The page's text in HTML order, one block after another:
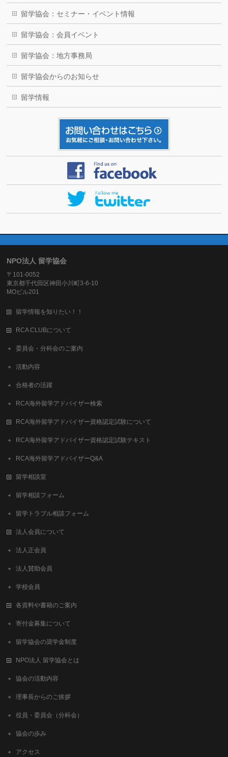
留学協会：セミナー・イベント情報
留学協会：会員イベント
留学協会：地方事務局
留学協会からのお知らせ
留学情報
NPO法人 留学協会
〒101-0052
東京都千代田区神田小川町3-6-10
MOビル201
留学情報を知りたい！！
RCA CLUBについて
委員会・分科会のご案内
活動内容
合格者の活躍
RCA海外留学アドバイザー検索
RCA海外留学アドバイザー資格認定試験について
RCA海外留学アドバイザー資格認定試験テキスト
RCA海外留学アドバイザーQ&A
留学相談室
留学相談フォーム
留学トラブル相談フォーム
法人会員について
法人正会員
法人賛助会員
学校会員
各資料や書籍のご案内
寄付金募集について
留学協会の奨学金制度
NPO法人 留学協会とは
協会の活動内容
理事長からのご挨拶
役員・委員会（分科会）
協会の歩み
アクセス